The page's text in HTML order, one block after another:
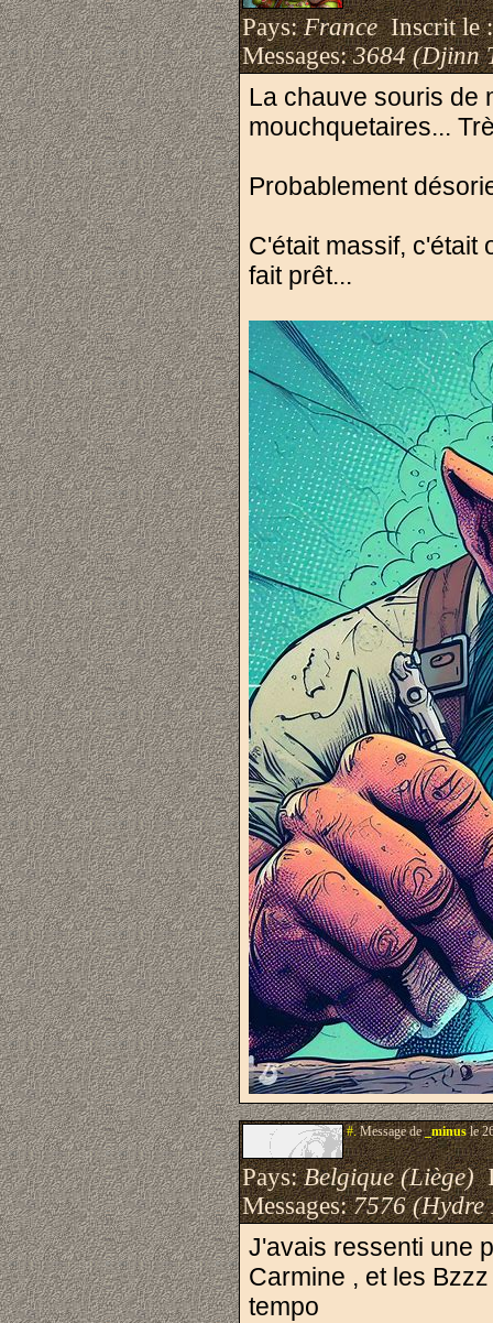
Pays:FranceInscrit le
Messages:3684 (Djinn
La chauve souris de
mouchquetaires...
Probablement
C'était massif, c'était
fait prêt...
#.Message de_minusle
Pays:Belgique (Liège)
Messages:7576 (Hydre
J'avais ressenti une
Carmine , et les
tempo